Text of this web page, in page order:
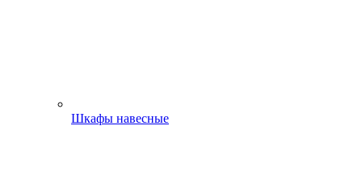
Шкафы навесные